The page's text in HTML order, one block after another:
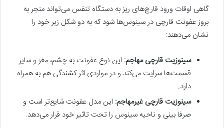
گاهی اوقات ورود قارچ‌های ریز به دستگاه تنفس می‌تواند منجر به
بروز عفونت قارچی در سینوس‌ها شود که به دو شکل زیر خود را
نشان می‌دهند:
سینوزیت قارچی مهاجم: این نوع عفونت به چشم، مغز و سایر
قسمت‌ها سرایت می‌کند و در مواردی اثر کشندگی هم به همراه
دارد.
سینوزیت قارچی غیرمهاجم: این مدل عفونت شایع‌تر است و
صرفا بینی و ناحیه سینوس را تحت تاثیر خود قرار می‌دهد.